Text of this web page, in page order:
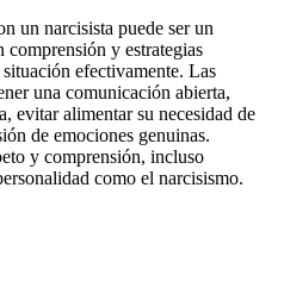
un narcisista puede ser un
comprensión y estrategias
efectivamente. Las
una comunicación abierta,
evitar alimentar su necesidad de
de emociones genuinas.
y comprensión, incluso
como el narcisismo.